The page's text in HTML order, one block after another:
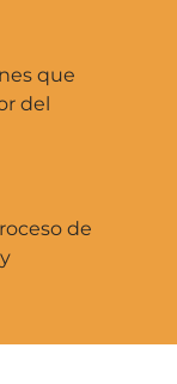
que
del
de